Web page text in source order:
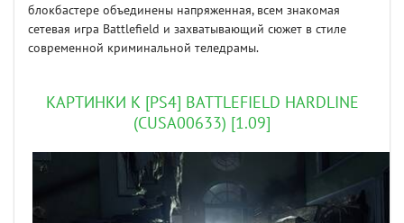
блокбастере объединены напряженная, всем знакомая
сетевая игра Battlefield и захватывающий сюжет в стиле
современной криминальной теледрамы.
КАРТИНКИ К [PS4] BATTLEFIELD HARDLINE
(CUSA00633) [1.09]